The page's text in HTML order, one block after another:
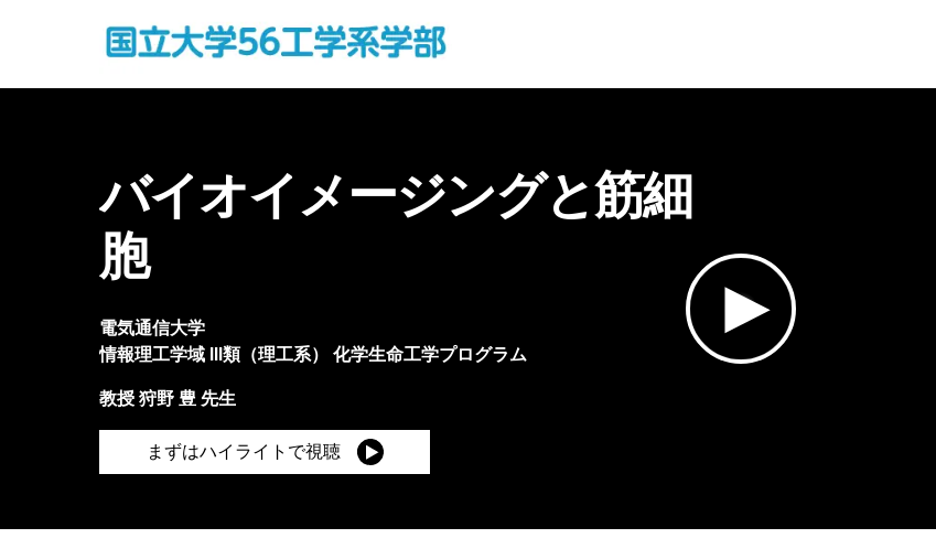
バイオイメージングと筋細
胞
電気通信大学
情報理工学域 III類（理工系）
化学生命工学プログラム
教授 狩野 豊 先生
まずはハイライトで視聴